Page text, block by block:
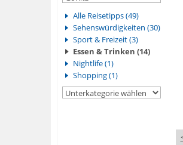
Alle Reisetipps (49)
Sehenswürdigkeiten (30)
Sport & Freizeit (3)
Essen & Trinken (14)
Nightlife (1)
Shopping (1)